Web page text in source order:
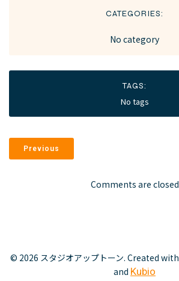
CATEGORIES:
No category
TAGS:
No tags
Previous
Comments are closed
© 2026 スタジオアップトーン. Created with
and Kubio